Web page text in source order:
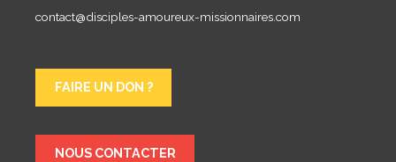
contact@disciples-amoureux-missionnaires.com
FAIRE UN DON ?
NOUS CONTACTER